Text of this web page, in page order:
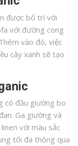
được bố trí với
với đường cong
vào đó, việc
cây xanh sẽ tạo
có đầu giường bo
Ga giường và
với màu sắc
tối đa thông qua